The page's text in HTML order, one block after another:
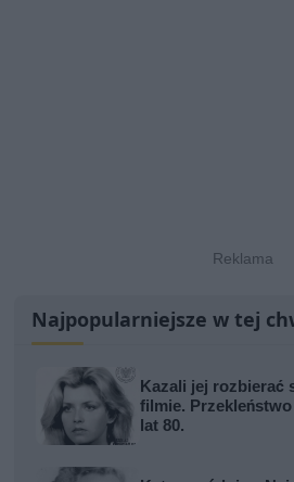
Najpopularniejsze w tej
Kazali jej rozbierać
filmie.
lat 80.